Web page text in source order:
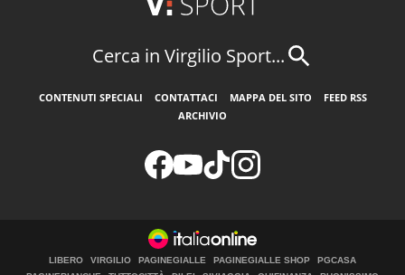
Cerca in Virgilio Sport...
CONTENUTI SPECIALI CONTATTACI MAPPA DEL SITO
FEED RSS
ARCHIVIO
LIBERO VIRGILIO PAGINEGIALLE PAGINEGIALLE SHOP
PGCASA